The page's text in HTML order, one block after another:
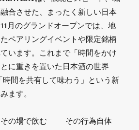
合させた、まったく新しい日本
月のグランドオープンでは、地
ペアリングイベントや限定銘柄
います。これまで「時間をかけ
に重きを置いた日本酒の世界
間を共有して味わう」という新
ます。
その場で飲む——その行為自体